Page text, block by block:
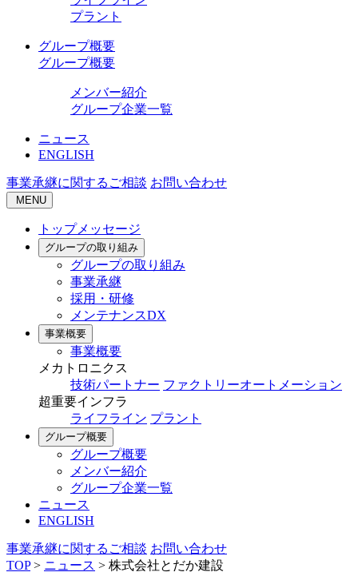
プラント
グループ概要
グループ概要
メンバー紹介
グループ企業一覧
ニュース
ENGLISH
事業承継に関するご相談 お問い合わせ
MENU
トップメッセージ
グループの取り組み
グループの取り組み
事業承継
採用・研修
メンテナンスDX
事業概要
事業概要
メカトロニクス
技術パートナー ファクトリーオートメーション
超重要インフラ
ライフライン プラント
グループ概要
グループ概要
メンバー紹介
グループ企業一覧
ニュース
ENGLISH
事業承継に関するご相談 お問い合わせ
TOP> ニュース > 株式会社とだか建設